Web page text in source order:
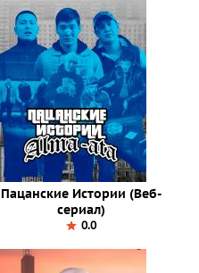
Пацанские Истории (Веб-
сериал)
0.0